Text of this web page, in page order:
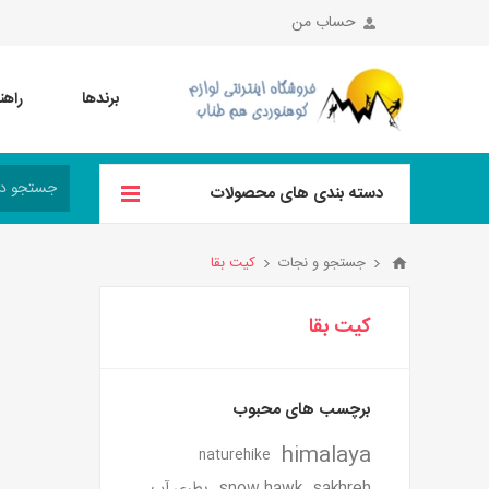
حساب من
برندها
دسته بندی های محصولات
جستجو و نجات کیت بقا
کیت بقا
برچسب های محبوب
himalaya
naturehike